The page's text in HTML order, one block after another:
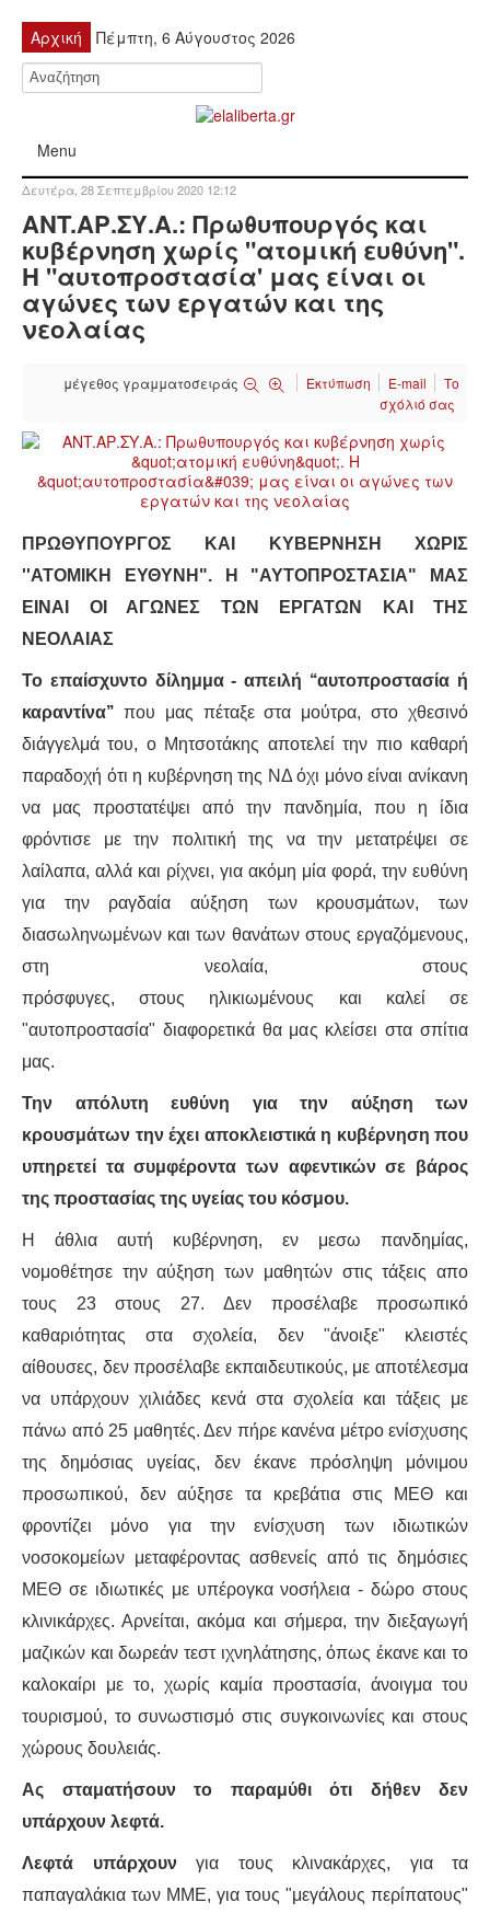
Αρχική Πέμπτη, 6 Αύγουστος 2026
Menu
ΚΙΝΗΤΟΠΟΙΉΣΕΙΣ
ΕΙΔΉΣΕΙΣ
ΑΝΑΚΟΙΝΏΣΕΙΣ
ΟΙΚΟΝΟΜΊΑ
ΔΙΕΘΝΉ
ΑΝΑΤΟΛΙΚΉ ΕΥΡΏΠΗ / ΒΑΛΚΆΝΙΑ
ΔΥΤΙΚΉ ΕΥΡΏΠΗ
ΜΈΣΗ ΑΝΑΤΟΛΉ / ΒΌΡΕΙΑ ΑΦΡΙΚΉ
ΒΌΡΕΙΑ ΑΜΕΡΙΚΉ
ΛΑΤΙΝΙΚΉ ΑΜΕΡΙΚΉ
ΑΣΊΑ / ΩΚΕΑΝΊΑ
ΑΦΡΙΚΉ
ΚΙΝΗΤΟΠΟΙΉΣΕΙΣ
ΕΙΔΉΣΕΙΣ
ΑΝΑΚΟΙΝΏΣΕΙΣ
ΑΝΑΛΎΣΕΙΣ
ΚΙΝΉΜΑΤΑ
ΚΙΝΗΤΟΠΟΙΉΣΕΙΣ
ΕΙΔΉΣΕΙΣ
ΑΝΑΚΟΙΝΏΣΕΙΣ
ΝΕΟΛΑΊΑ
ΑΝΤΙΦΑΣΙΣΤΙΚΌ
ΑΝΤΙΡΑΤΣΙΣΤΙΚΌ
LGBTQIA+
ΠΕΡΙΒΆΛΛΟΝ
Δευτέρα, 28 Σεπτεμβρίου 2020 12:12
ANT.ΑΡ.ΣΥ.Α.: Πρωθυπουργός και
κυβέρνηση χωρίς "ατομική ευθύνη".
Η "αυτοπροστασία' μας είναι οι
αγώνες των εργατών και της
νεολαίας
μέγεθος γραμματοσειράς Εκτύπωση E-mail
Το
σχόλιό σας
ΠΡΩΘΥΠΟΥΡΓΟΣ ΚΑΙ ΚΥΒΕΡΝΗΣΗ ΧΩΡΙΣ
''ΑΤΟΜΙΚΗ ΕΥΘΥΝΗ". Η "ΑΥΤΟΠΡΟΣΤΑΣΙΑ" ΜΑΣ
ΕΙΝΑΙ ΟΙ ΑΓΩΝΕΣ ΤΩΝ ΕΡΓΑΤΩΝ ΚΑΙ ΤΗΣ
ΝΕΟΛΑΙΑΣ
Το επαίσχυντο δίλημμα - απειλή ‘‘αυτοπροστασία ή
καραντίνα’’ που μας πέταξε στα μούτρα, στο χθεσινό
διάγγελμά του, ο Μητσοτάκης αποτελεί την πιο καθαρή
παραδοχή ότι η κυβέρνηση της ΝΔ όχι μόνο είναι ανίκανη
να μας προστατέψει από την πανδημία, που η ίδια
φρόντισε με την πολιτική της να την μετατρέψει σε
λαίλαπα, αλλά και ρίχνει, για ακόμη μία φορά, την ευθύνη
για την ραγδαία αύξηση των κρουσμάτων, των
διασωληνωμένων και των θανάτων στους εργαζόμενους,
στη νεολαία, στους
πρόσφυγες, στους ηλικιωμένους και καλεί σε
"αυτοπροστασία" διαφορετικά θα μας κλείσει στα σπίτια
μας.
Την απόλυτη ευθύνη για την αύξηση των
κρουσμάτων την έχει αποκλειστικά η κυβέρνηση που
υπηρετεί τα συμφέροντα των αφεντικών σε βάρος
της προστασίας της υγείας του κόσμου.
Η άθλια αυτή κυβέρνηση, εν μεσω πανδημίας,
νομοθέτησε την αύξηση των μαθητών στις τάξεις απο
τους 23 στους 27. Δεν προσέλαβε προσωπικό
καθαριότητας στα σχολεία, δεν "άνοιξε" κλειστές
αίθουσες, δεν προσέλαβε εκπαιδευτικούς, με αποτέλεσμα
να υπάρχουν χιλιάδες κενά στα σχολεία και τάξεις με
πάνω από 25 μαθητές. Δεν πήρε κανένα μέτρο ενίσχυσης
της δημόσιας υγείας, δεν έκανε πρόσληψη μόνιμου
προσωπικού, δεν αύξησε τα κρεβάτια στις ΜΕΘ και
φροντίζει μόνο για την ενίσχυση των ιδιωτικών
νοσοκομείων μεταφέροντας ασθενείς από τις δημόσιες
ΜΕΘ σε ιδιωτικές με υπέρογκα νοσήλεια - δώρο στους
κλινικάρχες. Αρνείται, ακόμα και σήμερα, την διεξαγωγή
μαζικών και δωρεάν τεστ ιχνηλάτησης, όπως έκανε και το
καλοκαίρι με το, χωρίς καμία προστασία, άνοιγμα του
τουρισμού, το συνωστισμό στις συγκοινωνίες και στους
χώρους δουλειάς.
Ας σταματήσουν το παραμύθι ότι δήθεν δεν
υπάρχουν λεφτά.
Λεφτά υπάρχουνγια τους κλινακάρχες, για τα
παπαγαλάκια των ΜΜΕ, για τους "μεγάλους περίπατους"